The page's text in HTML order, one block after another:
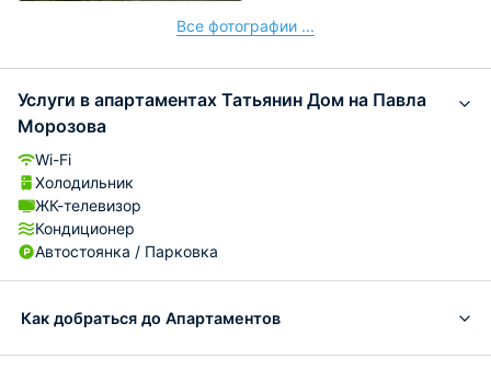
Все фотографии ...
Услуги в апартаментах Татьянин Дом на Павла
Морозова
Wi-Fi
Холодильник
ЖК-телевизор
Кондиционер
Автостоянка / Парковка
Как добраться до Апартаментов